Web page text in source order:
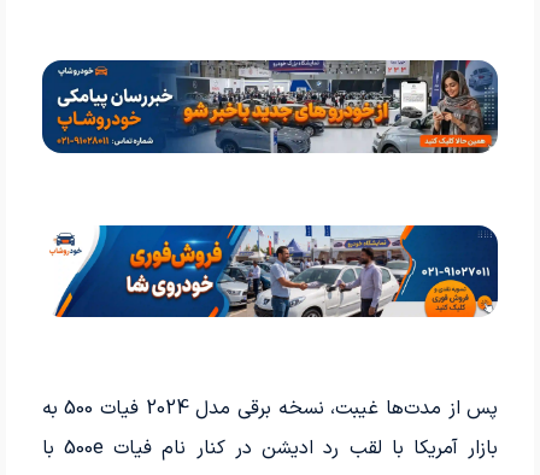
پس از مدت‌ها غیبت، نسخه برقی مدل 2024 فیات 500 به
بازار آمریکا با لقب رد ادیشن در کنار نام فیات 500e با